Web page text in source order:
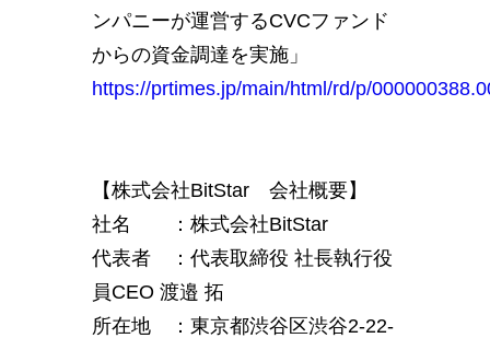
ンパニーが運営するCVCファンド
からの資金調達を実施」
https://prtimes.jp/main/html/rd/p/
【株式会社BitStar 会社概要】
社名 ：株式会社BitStar
代表者 ：代表取締役 社長執行役
員CEO 渡邉 拓
所在地 ：東京都渋谷区渋谷2-22-